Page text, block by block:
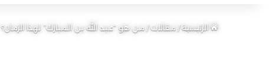
الرئيسية/مقالات/من هو “عبد الله بن المبارك” لهذا الزمان؟